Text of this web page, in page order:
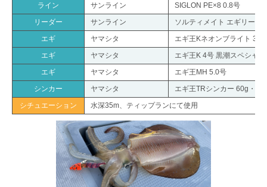
ライン
サンライン
SIGLON PE×8 0.8号
リーダー
サンライン
ソルティメイト エギリーダ
エギ
ヤマシタ
エギ王Kネオンブライト 3.5
エギ
ヤマシタ
エギ王K 4号 黒潮スペシャ
エギ
ヤマシタ
エギ王MH 5.0号
シンカー
ヤマシタ
エギ王TRシンカー 60g・
シチュエーション
水深35m、ティップランにて使用